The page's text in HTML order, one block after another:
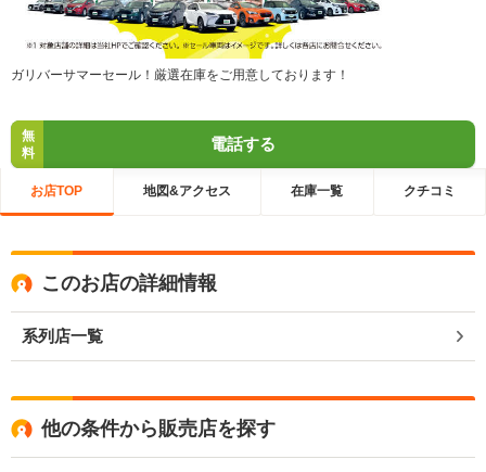
ガリバーサマーセール！厳選在庫をご用意しております！
無
料
電話する
お店TOP 地図&アクセス 在庫一覧 クチコミ
このお店の詳細情報
系列店一覧
他の条件から販売店を探す